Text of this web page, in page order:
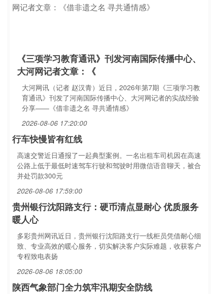
《三项学习教育通讯》刊发河南国际传播中心、
大河网记者文章：《
大河网讯（记者 赵汉青）近日，2026年第7期《三项学习教
育通讯》刊发了河南国际传播中心、大河网记者的实战经验
分享——《借非遗之名 寻共通情感》
2026-08-06 17:20:00
行车快慢皆有红线
高速交警近日通报了一起典型案例。一名出租车司机因在高速
公路上低于最低时速驾车行驶和驾驶时用微信语音聊天，被合
并处罚款300元
2026-08-06 17:59:00
贵州银行沈阳路支行：硬币清点显耐心 优质服务
暖人心
多彩贵州网讯近日，贵州银行沈阳路支行一线柜员凭借耐心细
致、专业高效的暖心服务，切实解决客户实际难题，收获客户
专程致电表扬
2026-08-06 18:05:00
陕西气象部门全力筑牢汛期安全防线